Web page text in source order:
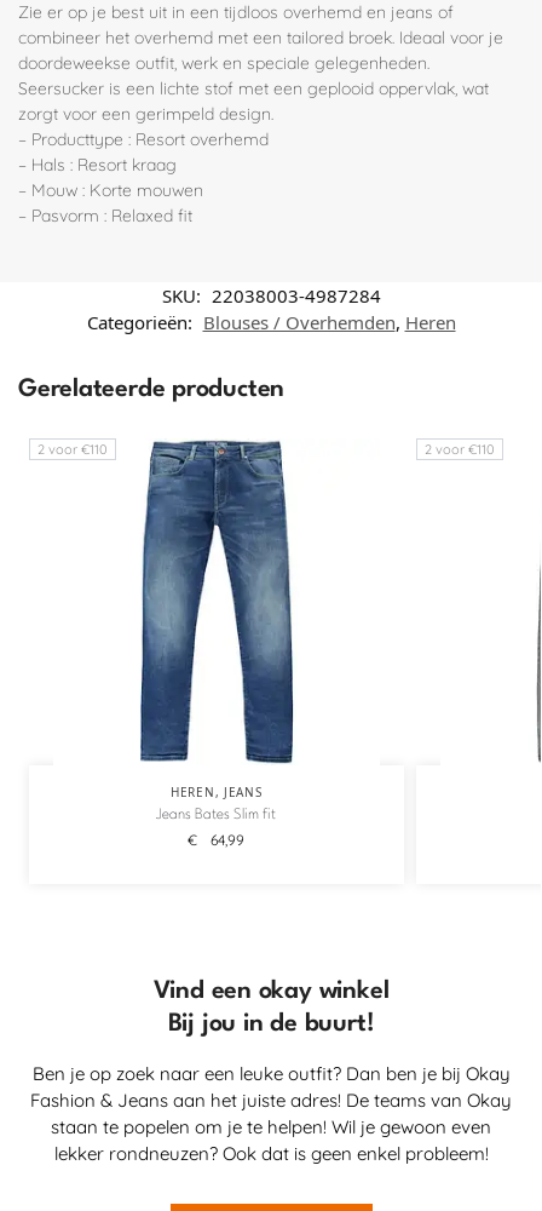
Zie er op je best uit in een tijdloos overhemd en jeans of
combineer het overhemd met een tailored broek. Ideaal voor je
doordeweekse outfit, werk en speciale gelegenheden.
Seersucker is een lichte stof met een geplooid oppervlak, wat
zorgt voor een gerimpeld design.
– Producttype : Resort overhemd
– Hals : Resort kraag
– Mouw : Korte mouwen
– Pasvorm : Relaxed fit
SKU: 22038003-4987284
Categorieën: Blouses / Overhemden, Heren
Gerelateerde producten
2 voor €110
HEREN, JEANS
Jeans Bates Slim fit
€ 64,99
2 voor €110
Vind een okay winkel
Bij jou in de buurt!
Ben je op zoek naar een leuke outfit? Dan ben je bij Okay
Fashion & Jeans aan het juiste adres! De teams van Okay
staan te popelen om je te helpen! Wil je gewoon even
lekker rondneuzen? Ook dat is geen enkel probleem!